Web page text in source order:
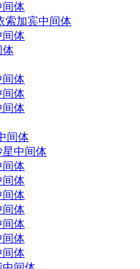
间体
索加宾中间体
间体
体
间体
间体
间体
间体
星中间体
间体
间体
间体
间体
间体
间体
间体